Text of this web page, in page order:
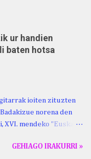
ur handien
baten hotsa
ioiten zituzten
norena den
XVI. mendeko "Euskara
genion aspaldixe.
GEHIAGO IRAKURRI »